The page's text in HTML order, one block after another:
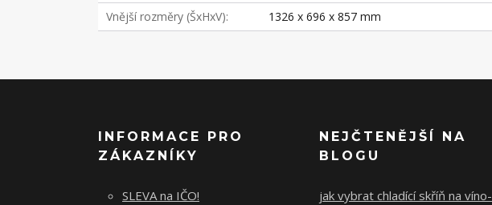
Vnější rozměry (ŠxHxV)
1326 x 696 x 857 mm
INFORMACE PRO
ZÁKAZNÍKY
SLEVA na IČO!
NEJČTENĚJŠÍ NA
BLOGU
jak vybrat chladící skříň na víno-